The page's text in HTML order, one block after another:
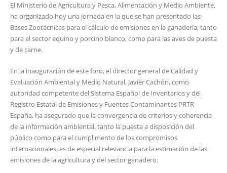
El Ministerio de Agricultura y Pesca, Alimentación y Medio Ambiente,
ha organizado hoy una jornada en la que se han presentado las
Bases Zootécnicas para el cálculo de emisiones en la ganadería, tanto
para el sector equino y porcino blanco, como para las aves de puesta
y de carne.
En la inauguración de este foro, el director general de Calidad y
Evaluación Ambiental y Medio Natural, Javier Cachón, como
autoridad competente del Sistema Español de Inventarios y del
Registro Estatal de Emisiones y Fuentes Contaminantes PRTR-
España, ha asegurado que la convergencia de criterios y coherencia
de la información ambiental, tanto la puesta a disposición del
público como para el cumplimento de los compromisos
internacionales, es de especial relevancia para la estimación de las
emisiones de la agricultura y del sector ganadero.